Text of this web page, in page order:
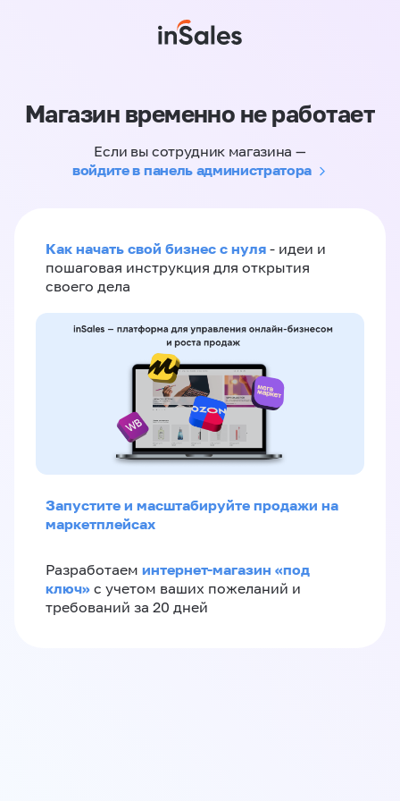
Магазин временно не работает
Если вы сотрудник магазина —
войдите в панель администратора
Как начать свой бизнес с нуля - идеи и
пошаговая инструкция для открытия
своего дела
Запустите и масштабируйте продажи на
маркетплейсах
Разработаем интернет-магазин «‎под
ключ»‎ с учетом ваших пожеланий и
требований за 20 дней